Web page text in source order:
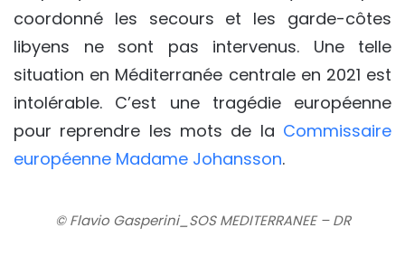
coordonné les secours et les garde-côtes
libyens ne sont pas intervenus. Une telle
situation en Méditerranée centrale en 2021 est
intolérable. C’est une tragédie européenne
pour reprendre les mots de la Commissaire
européenne Madame Johansson.
© Flavio Gasperini_SOS MEDITERRANEE – DR